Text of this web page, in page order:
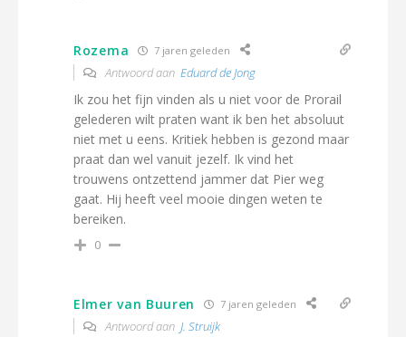
Rozema 7 jaren geleden
Antwoord aan Eduard de Jong
Ik zou het fijn vinden als u niet voor de Prorail
gelederen wilt praten want ik ben het absoluut
niet met u eens. Kritiek hebben is gezond maar
praat dan wel vanuit jezelf. Ik vind het
trouwens ontzettend jammer dat Pier weg
gaat. Hij heeft veel mooie dingen weten te
bereiken.
0
Elmer van Buuren 7 jaren geleden
Antwoord aan J. Struijk